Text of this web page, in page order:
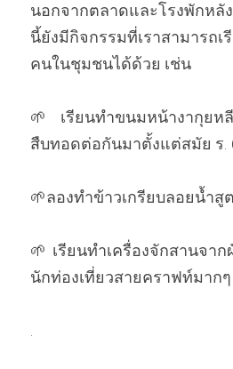
นอกจากตลาดและโรงพักหลั
นี้ยังมีกิจกรรมที่เราสามารถเ
คนในชุมชนได้ด้วย เช่น
🌱เรียนทำขนมหน้างากุยห
สืบทอดต่อกันมาตั้งแต่สมัย ร.
🌱ลองทำข้าวเกรียบลอยน้ำสู
🌱เรียนทำเครื่องจักสานจา
นักท่องเที่ยวสายคราฟท์มากๆ